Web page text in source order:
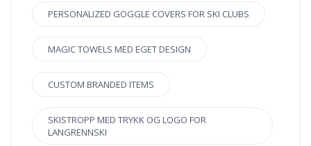
PERSONALIZED GOGGLE COVERS FOR SKI CLUBS
MAGIC TOWELS MED EGET DESIGN
CUSTOM BRANDED ITEMS
SKISTROPP MED TRYKK OG LOGO FOR
LANGRENNSKI